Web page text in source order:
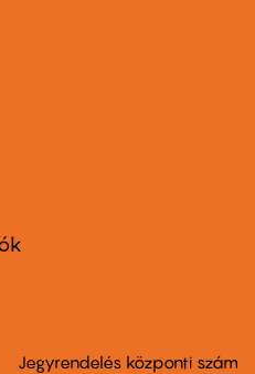
Jegyrendelés központi szám